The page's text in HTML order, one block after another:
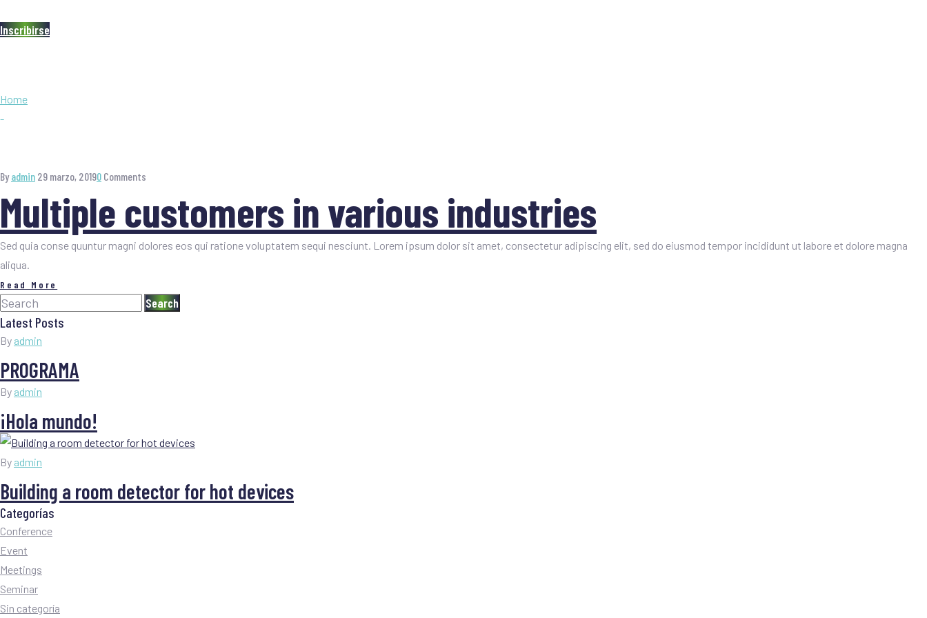
Inscribirse
Home
-
Byadmin 29 marzo, 20190 Comments
Multiple customers in various industries
Sed quia conse quuntur magni dolores eos qui ratione voluptatem sequi nesciunt. Lorem ipsum dolor sit amet, consectetur adipiscing elit, sed do eiusmod tempor incididunt ut labore et dolore magna
aliqua.
Read More
Search
for:
Search
Latest Posts
By admin
PROGRAMA
By admin
¡Hola mundo!
By admin
Building a room detector for hot devices
Categorías
Conference
Event
Meetings
Seminar
Sin categoría